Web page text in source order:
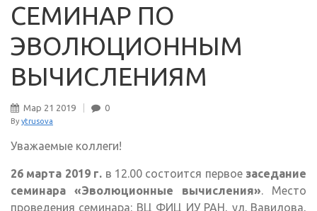
СЕМИНАР ПО
ЭВОЛЮЦИОННЫМ
ВЫЧИСЛЕНИЯМ
Мар 21 2019 0
By ytrusova
Уважаемые коллеги!
26 марта 2019 г. в 12.00 состоится первое заседание
семинара «Эволюционные вычисления». Место
проведения семинара: ВЦ ФИЦ ИУ РАН, ул. Вавилова,